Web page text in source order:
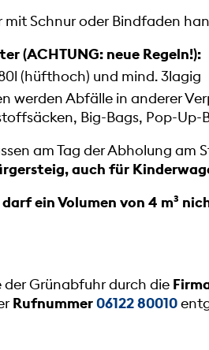
Schnur oder Bindfaden
(ACHTUNG: neue Regeln!):
(hüfthoch) und mind. 3lagig
werden Abfälle in anderer
Big-Bags, Pop-Up-
am Tag der Abholung am
auch für
ein Volumen von 4 m³
der Grünabfuhr durch die
Rufnummer06122 80010